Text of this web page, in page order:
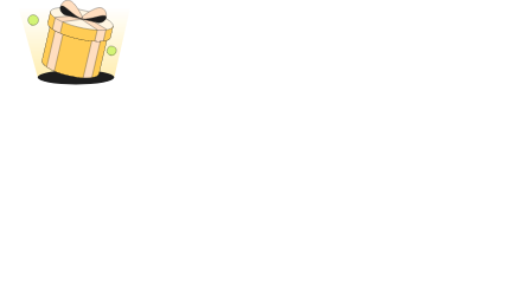
Share 500000 CASHCAT prize pool